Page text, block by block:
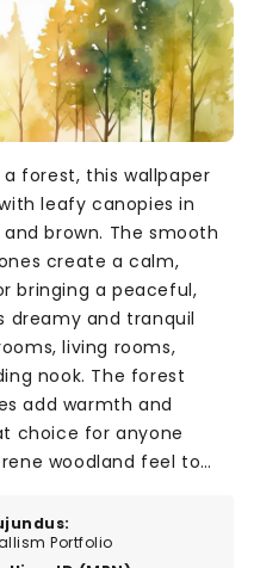
Portfolio
forest, this wallpaper
leafy canopies in
brown. The smooth
create a calm,
bringing a peaceful,
dreamy and tranquil
living rooms,
nook. The forest
add warmth and
choice for anyone
woodland feel to